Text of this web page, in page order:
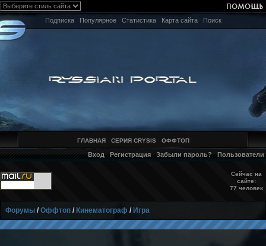
Подписка Популярное Статистика Карта сайта Поиск
ГЛАВНАЯ СЕРИЯ CRYSIS ОФФТОП
Вход Регистрация Забыли пароль? Пользователи
Сейчас на
сайте:
77 человек
Форумы /Оффтоп / Кинематограф / Игра